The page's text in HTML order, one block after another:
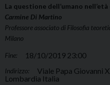
La questione dell’umano
Carmine Di Martino
Professore associato di Filosofia
Milano
Fine: 18/10/2019 23:00
Indirizzo:
Viale Papa Giovanni
Lombardia Italia